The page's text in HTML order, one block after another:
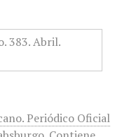
Periódico Oficial